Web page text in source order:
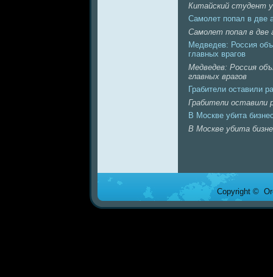
Китайский студент
Самолет попaл в две
Самолет попaл в две
Медведев: Россия
главных врагов
Медведев: Россия
главных врагов
Грабители оставили
Грабители оставили
В Москве убита
В Москве убита
Copyright ©